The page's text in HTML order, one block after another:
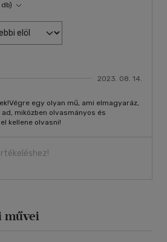
2023. 08. 14.
egy olyan mű, ami elmagyaráz,
miközben olvasmányos és
kellene olvasni!
művei